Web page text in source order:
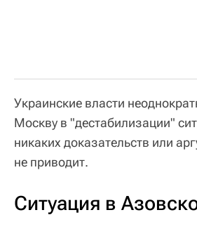
Украинские власти
Москву в "дестабилизации"
никаких доказательств или
не приводит.
Ситуация в